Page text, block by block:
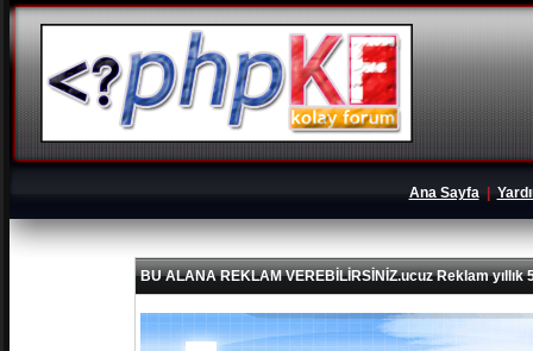
Ana Sayfa|
BU ALANA REKLAM VEREBİLİRSİNİZ.ucuz Reklam yıllık